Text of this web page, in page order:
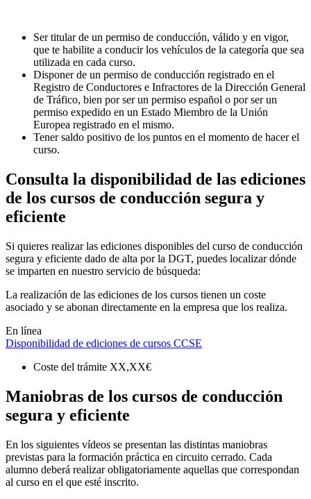
Ser titular de un permiso de conducción, válido y en vigor,
que te habilite a conducir los vehículos de la categoría que sea
utilizada en cada curso.
Disponer de un permiso de conducción registrado en el
Registro de Conductores e Infractores de la Dirección General
de Tráfico, bien por ser un permiso español o por ser un
permiso expedido en un Estado Miembro de la Unión
Europea registrado en el mismo.
Tener saldo positivo de los puntos en el momento de hacer el
curso.
Consulta la disponibilidad de las ediciones
de los cursos de conducción segura y
eficiente
Si quieres realizar las ediciones disponibles del curso de conducción
segura y eficiente dado de alta por la DGT, puedes localizar dónde
se imparten en nuestro servicio de búsqueda:
La realización de las ediciones de los cursos tienen un coste
asociado y se abonan directamente en la empresa que los realiza.
En línea
Disponibilidad de ediciones de cursos CCSE
Coste del trámite XX,XX€
Maniobras de los cursos de conducción
segura y eficiente
En los siguientes vídeos se presentan las distintas maniobras
previstas para la formación práctica en circuito cerrado. Cada
alumno deberá realizar obligatoriamente aquellas que correspondan
al curso en el que esté inscrito.